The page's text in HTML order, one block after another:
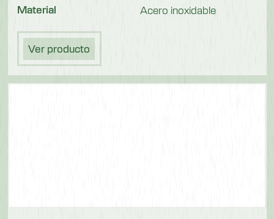
Material Acero inoxidable
Ver producto